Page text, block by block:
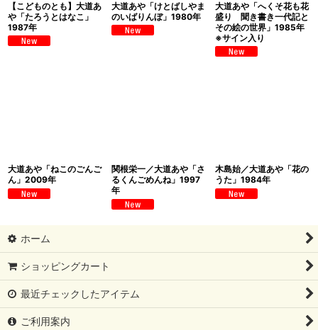
【こどものとも】大道あ
や「たろうとはなこ」
1987年
大道あや「けとばしやま
のいばりんぼ」1980年
大道あや「へくそ花も花
盛り 聞き書き一代記と
その絵の世界」1985年
※サイン入り
大道あや「ねこのごんご
ん」2009年
関根栄一／大道あや「さ
るくんごめんね」1997
年
木島始／大道あや「花の
うた」1984年
ホーム
ショッピングカート
最近チェックしたアイテム
ご利用案内